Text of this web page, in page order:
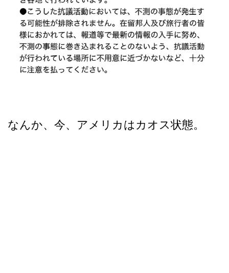
なんか、今、アメリカはカオス状態。